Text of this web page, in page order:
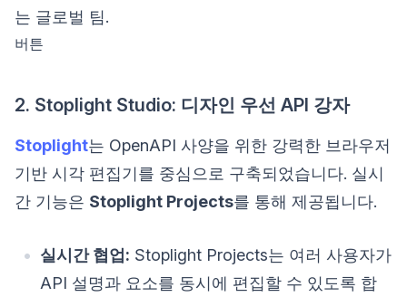
는 글로벌 팀.
버튼
2. Stoplight Studio: 디자인 우선 API 강자
Stoplight는 OpenAPI 사양을 위한 강력한 브라우저
기반 시각 편집기를 중심으로 구축되었습니다. 실시
간 기능은 Stoplight Projects를 통해 제공됩니다.
실시간 협업: Stoplight Projects는 여러 사용자가
API 설명과 요소를 동시에 편집할 수 있도록 합